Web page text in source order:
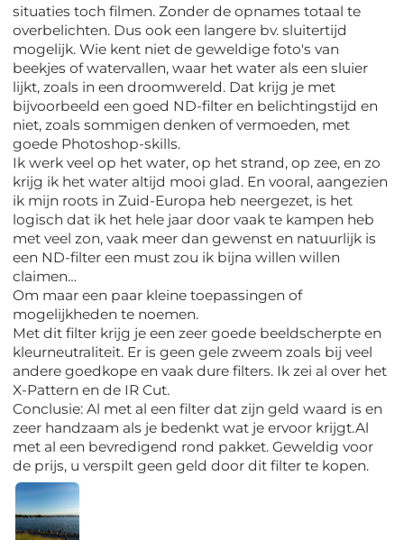
situaties toch filmen. Zonder de opnames totaal te
overbelichten. Dus ook een langere bv. sluitertijd
mogelijk. Wie kent niet de geweldige foto's van
beekjes of watervallen, waar het water als een sluier
lijkt, zoals in een droomwereld. Dat krijg je met
bijvoorbeeld een goed ND-filter en belichtingstijd en
niet, zoals sommigen denken of vermoeden, met
goede Photoshop-skills.
Ik werk veel op het water, op het strand, op zee, en zo
krijg ik het water altijd mooi glad. En vooral, aangezien
ik mijn roots in Zuid-Europa heb neergezet, is het
logisch dat ik het hele jaar door vaak te kampen heb
met veel zon, vaak meer dan gewenst en natuurlijk is
een ND-filter een must zou ik bijna willen willen
claimen…
Om maar een paar kleine toepassingen of
mogelijkheden te noemen.
Met dit filter krijg je een zeer goede beeldscherpte en
kleurneutraliteit. Er is geen gele zweem zoals bij veel
andere goedkope en vaak dure filters. Ik zei al over het
X-Pattern en de IR Cut.
Conclusie: Al met al een filter dat zijn geld waard is en
zeer handzaam als je bedenkt wat je ervoor krijgt.Al
met al een bevredigend rond pakket. Geweldig voor
de prijs, u verspilt geen geld door dit filter te kopen.